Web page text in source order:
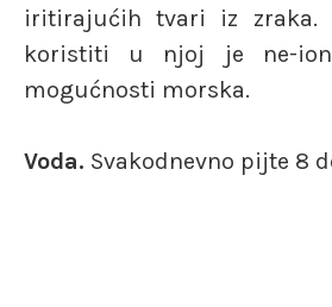
iritirajućih tvari iz zraka.
koristiti u njoj je ne-
mogućnosti morska.
Voda. Svakodnevno pijte 8